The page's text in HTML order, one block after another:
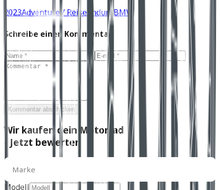
2023Adventure / ReiseenduroBMW
Schreibe einen Kommentar
Kommentar abschicken
Wir kaufen dein Motorrad
- Jetzt bewerten
Marke
Marke
Modell